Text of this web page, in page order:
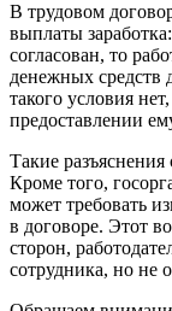
В трудовом
выплаты
согласован, то
денежных средств
такого условия
предоставлении
Такие
Кроме того,
может требовать
в договоре. Этот
сторон,
сотрудника, но не